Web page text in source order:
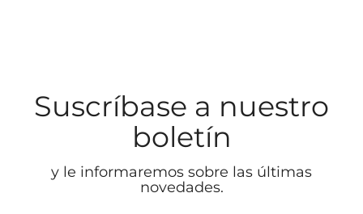
Suscríbase a nuestro
boletín
y le informaremos sobre las últimas
novedades.